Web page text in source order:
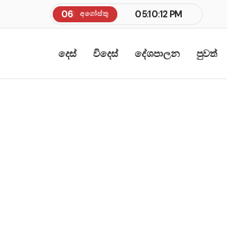
06 අගෝස්තු 05:10:13 PM
දෙස් විදෙස් දේශපාලන පුවත්